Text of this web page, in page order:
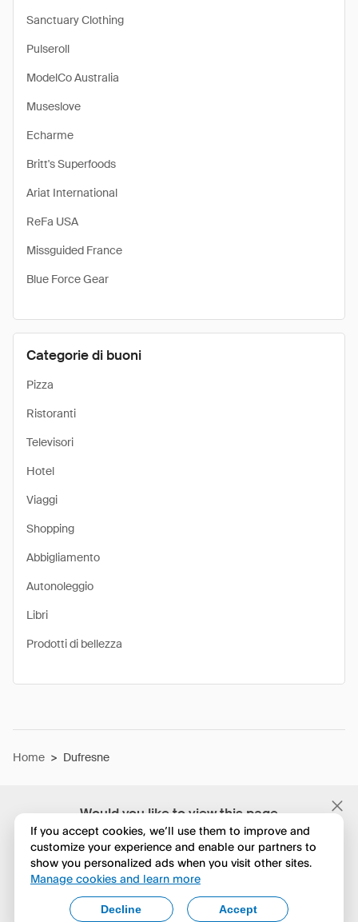
Would you like to view this page
in English?
No, continua a esplorare
Yes, change to English
Sanctuary Clothing
Pulseroll
ModelCo Australia
Museslove
Echarme
Britt's Superfoods
Ariat International
ReFa USA
Missguided France
Blue Force Gear
Categorie di buoni
Pizza
Ristoranti
Televisori
Hotel
Viaggi
Shopping
Abbigliamento
Autonoleggio
Libri
Prodotti di bellezza
Home > Dufresne
If you accept cookies, we’ll use them to improve and
customize your experience and enable our partners to
show you personalized ads when you visit other sites.
Manage cookies and learn more
Accept
Decline